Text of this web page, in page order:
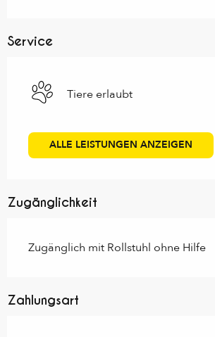
Service
Tiere erlaubt
ALLE LEISTUNGEN ANZEIGEN
Zugänglichkeit
Zugänglich mit Rollstuhl ohne Hilfe
Zahlungsart